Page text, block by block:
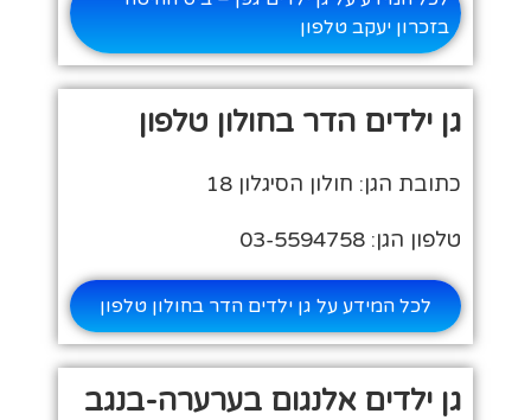
בזכרון יעקב טלפון
גן ילדים הדר בחולון טלפון
כתובת הגן: חולון הסיגלון 18
טלפון הגן: 03-5594758
לכל המידע על גן ילדים הדר בחולון טלפון
גן ילדים אלנגום בערערה-בנגב